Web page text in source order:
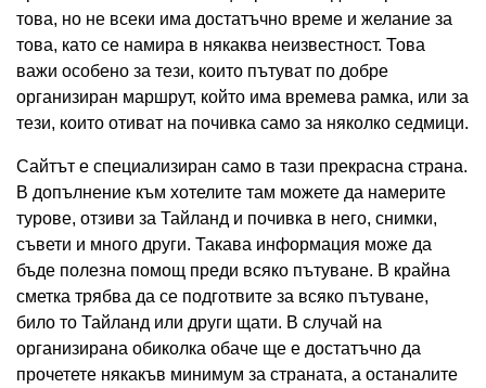
това, но не всеки има достатъчно време и желание за
това, като се намира в някаква неизвестност. Това
важи особено за тези, които пътуват по добре
организиран маршрут, който има времева рамка, или за
тези, които отиват на почивка само за няколко седмици.
Сайтът е специализиран само в тази прекрасна страна.
В допълнение към хотелите там можете да намерите
турове, отзиви за Тайланд и почивка в него, снимки,
съвети и много други. Такава информация може да
бъде полезна помощ преди всяко пътуване. В крайна
сметка трябва да се подготвите за всяко пътуване,
било то Тайланд или други щати. В случай на
организирана обиколка обаче ще е достатъчно да
прочетете някакъв минимум за страната, а останалите